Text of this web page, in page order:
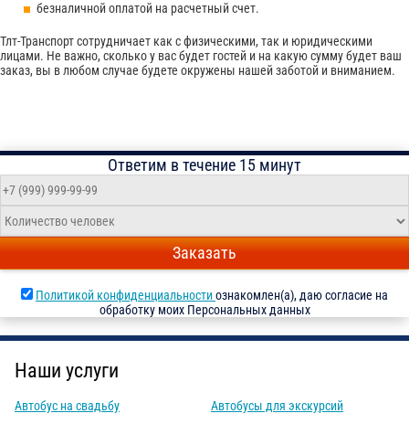
безналичной оплатой на расчетный счет.
Тлт-Транспорт сотрудничает как с физическими, так и юридическими
лицами. Не важно, сколько у вас будет гостей и на какую сумму будет ваш
заказ, вы в любом случае будете окружены нашей заботой и вниманием.
Ответим в течение 15 минут
Заказать
Политикой конфиденциальностиознакомлен(а), даю согласие на
обработку моих Персональных данных
Наши услуги
Автобус на свадьбу
Автобусы для экскурсий